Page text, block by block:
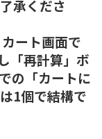
承くださ
ート画面で
「再計算」ボ
の「カートに
1個で結構で